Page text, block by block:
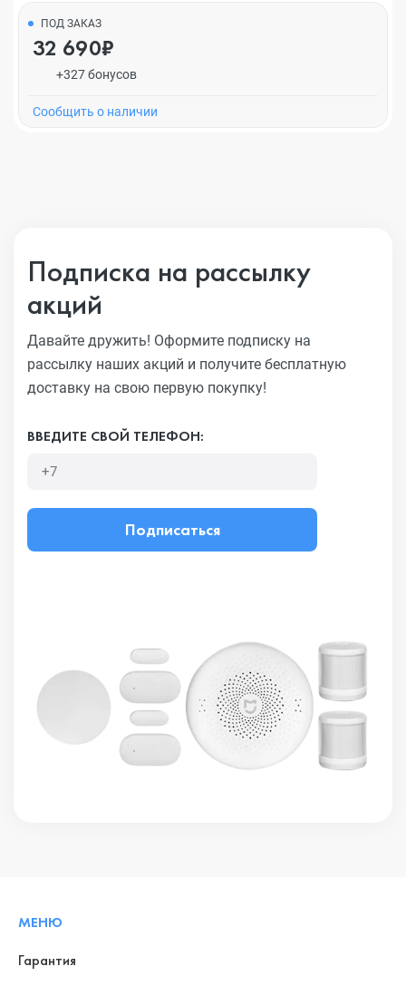
ПОД ЗАКАЗ
32 690₽
+327 бонусов
Cообщить о наличии
Подписка на рассылку
акций
Давайте дружить! Оформите подписку на
рассылку наших акций и получите бесплатную
доставку на свою первую покупку!
ВВЕДИТЕ СВОЙ ТЕЛЕФОН:
Подписаться
МЕНЮ
Гарантия